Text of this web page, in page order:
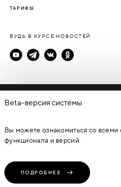
ТАРИФЫ
БУДЬ В КУРСЕ НОВОСТЕЙ
Политика
© Каталог дверей - DverProf,
являются объектами
копирование,
ФЕДЕРАЦИИ ОТ 09.07.93Г.
СМЕЖНЫХ ПРАВАХ” (с
Beta-версия системы
Вы можете ознакомиться со
функционала и версий.
ПОДРОБНЕЕ